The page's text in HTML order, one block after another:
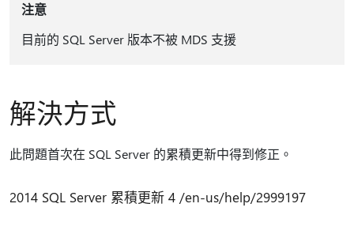
注意
目前的 SQL Server 版本不被 MDS 支援
解決方式
此問題首次在 SQL Server 的累積更新中得到修正。
2014 SQL Server 累積更新 4 /en-us/help/2999197